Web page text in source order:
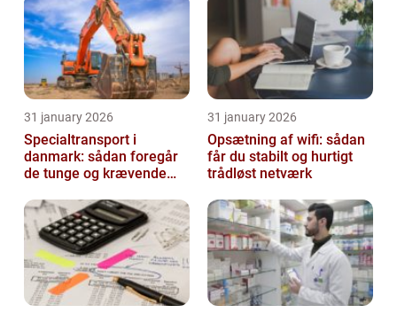
31 january 2026
Specialtransport i
danmark: sådan foregår
de tunge og krævende
31 january 2026
Opsætning af wifi: sådan
får du stabilt og hurtigt
trådløst netværk